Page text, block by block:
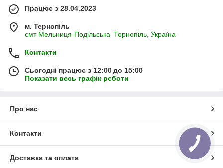
Працює з 28.04.2023
м. Тернопіль
смт Мельниця-Подільська, Тернопіль, Україна
Контакти
Сьогодні працює з 12:00 до 15:00
Показати весь графік роботи
Про нас
Контакти
Доставка та оплата